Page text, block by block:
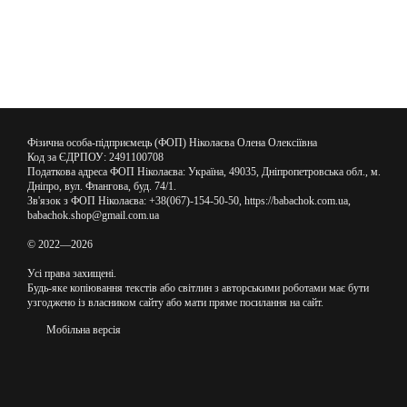
Фізична особа-підприємець (ФОП) Ніколаєва Олена Олексіївна
Код за ЄДРПОУ: 2491100708
Податкова адреса ФОП Ніколаєва: Україна, 49035, Дніпропетровська обл., м.
Дніпро, вул. Флангова, буд. 74/1.
Зв'язок з ФОП Ніколаєва: +38(067)-154-50-50, https://babachok.com.ua,
babachok.shop@gmail.com.ua
© 2022—2026
Усі права захищені.
Будь-яке копіювання текстів або світлин з авторськими роботами має бути
узгоджено із власником сайту або мати пряме посилання на сайт.
Мобільна версія